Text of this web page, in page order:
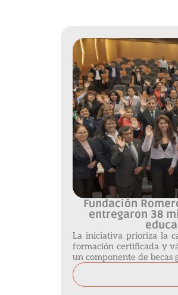
Fundación
entregaron 38
La iniciativa prioriza la
formación certificada y
un componente de becas